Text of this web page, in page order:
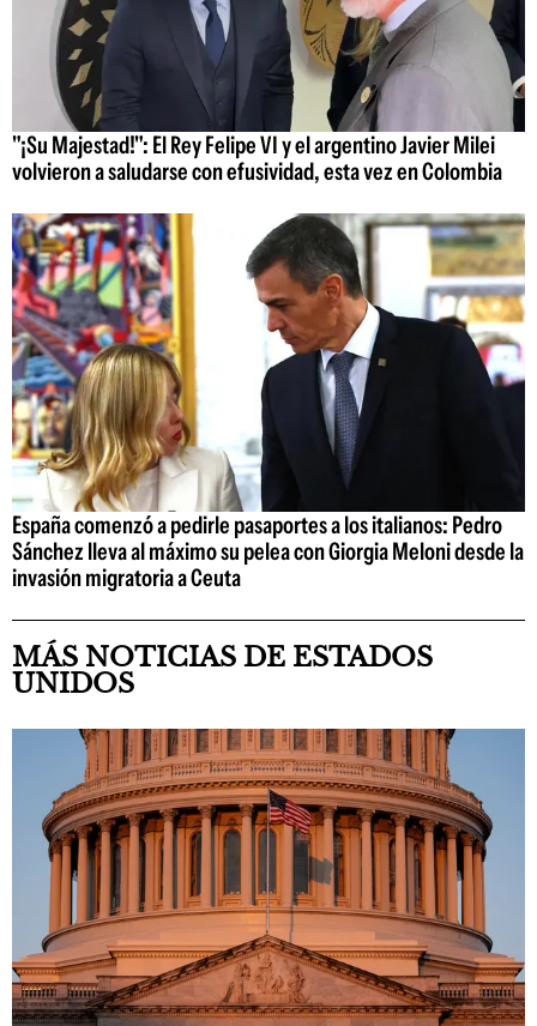
"¡Su Majestad!": El Rey Felipe VI y el argentino Javier Milei
volvieron a saludarse con efusividad, esta vez en Colombia
España comenzó a pedirle pasaportes a los italianos: Pedro
Sánchez lleva al máximo su pelea con Giorgia Meloni desde la
invasión migratoria a Ceuta
MÁS NOTICIAS DE ESTADOS
UNIDOS